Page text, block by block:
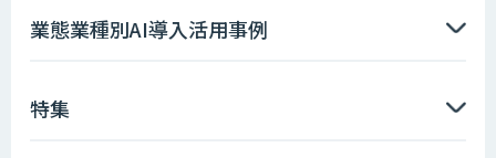
AI活用サービス
業態業種別AI導入活用事例
特集